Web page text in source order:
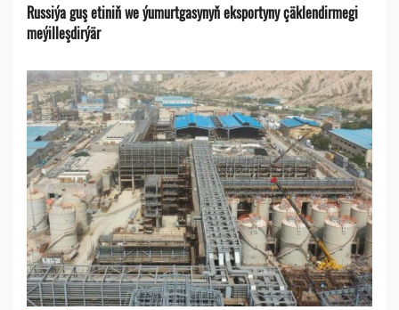
Russiýa guş etiniň we ýumurtgasynyň eksportyny çäklendirmegi
meýilleşdirýär